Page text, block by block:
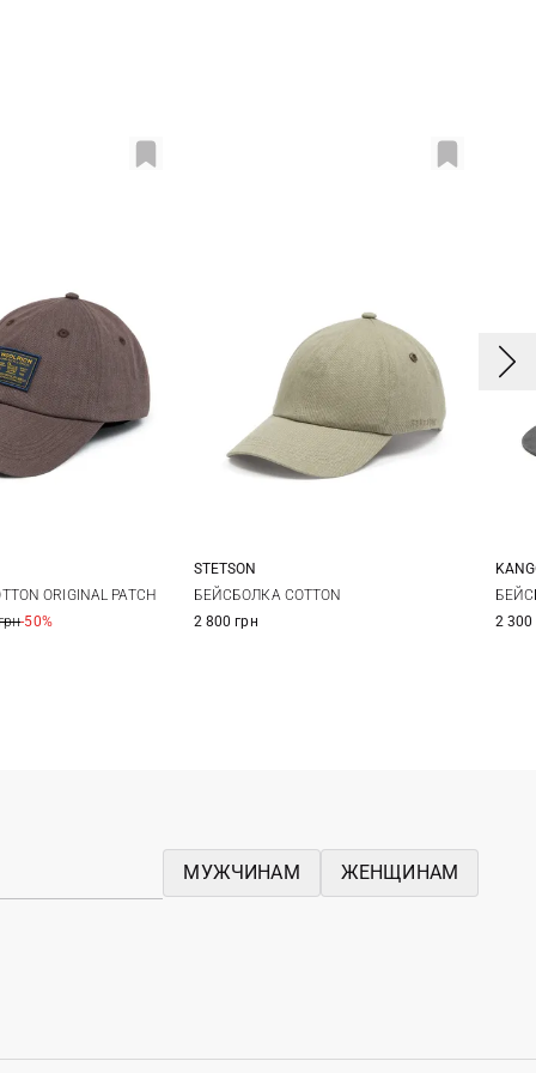
One sizeORIGINAL PATCH
-50%
One size
STETSON
БЕЙСБОЛКА COTTON
2 800 грн
2 300
МУЖЧИНАМ ЖЕНЩИНАМ